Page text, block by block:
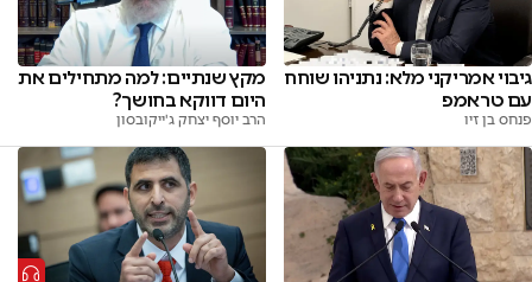
גיבוי אמריקני מלא: נתניהו שוחח
עם טראמפ
פנחס בן זיו
מקץ שנתיים: למה מתחילים את
היום דווקא בחושך?
הרב יוסף יצחק ג'ייקובסון